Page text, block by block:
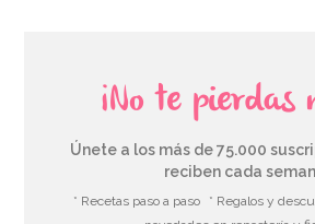
¡No te pierdas
Únete a los más de 75.000
reciben cada
* Recetas paso a paso * Regalos y